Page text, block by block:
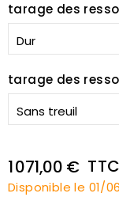
tarage des
tarage des
1 071,00 € TTC
Disponible le 01/